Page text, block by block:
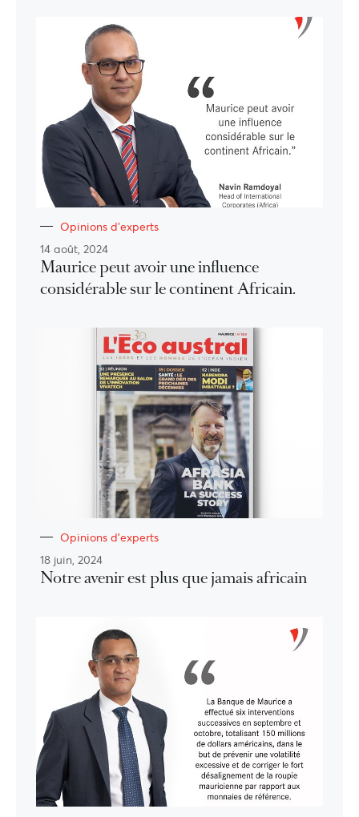
Opinions d'experts
14 août, 2024
Maurice peut avoir une influence
considérable sur le continent Africain.
Opinions d'experts
18 juin, 2024
Notre avenir est plus que jamais africain